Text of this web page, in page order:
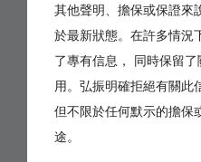
其他聲明、擔保或保證來
於最新狀態。在許多情況
了專有信息， 同時保留
用。弘振明確拒絕有關此
但不限於任何默示的擔保
途。